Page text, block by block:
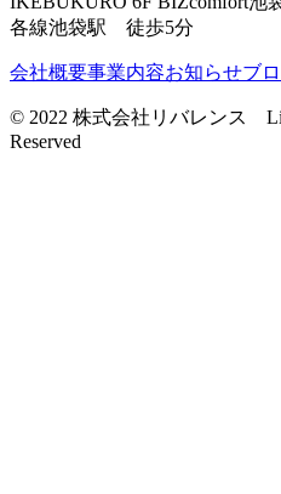
各線池袋駅 徒歩5分
会社概要事業内容お知らせブ
©️ 2022 株式会社リバレンス
Reserved